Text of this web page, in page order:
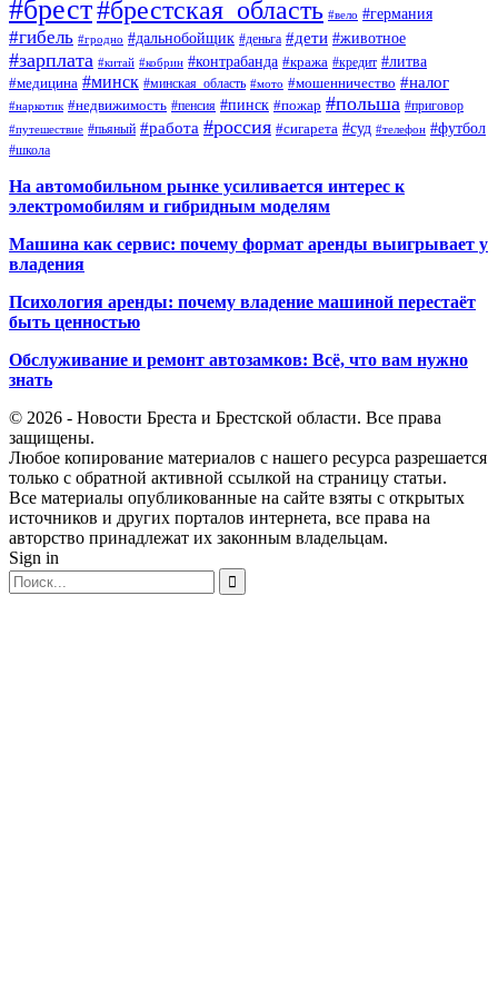
#брест#брестская_область #вело #германия
#гибель #гродно #дальнобойщик #деньга #дети #животное
#зарплата #китай #кобрин #контрабанда #кража #кредит #литва
#медицина #минск #минская_область #мото #мошенничество #налог
#наркотик #недвижимость #пенсия #пинск #пожар #польша #приговор
#путешествие #пьяный #работа #россия #сигарета #суд #телефон #футбол
#школа
На автомобильном рынке усиливается интерес к
электромобилям и гибридным моделям
Машина как сервис: почему формат аренды выигрывает у
владения
Психология аренды: почему владение машиной перестаёт
быть ценностью
Обслуживание и ремонт автозамков: Всё, что вам нужно
знать
© 2026 - Новости Бреста и Брестской области. Все права
защищены.
Любое копирование материалов с нашего ресурса разрешается
только с обратной активной ссылкой на страницу статьи.
Все материалы опубликованные на сайте взяты с открытых
источников и других порталов интернета, все права на
авторство принадлежат их законным владельцам.
Sign in